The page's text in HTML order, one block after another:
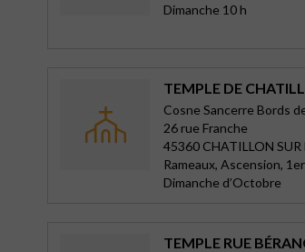
Dimanche 10 h
TEMPLE DE
Cosne Sancerre Bords
26 rue Franche
45360 CHATILLON SUR
Rameaux, Ascension,
Dimanche d’Octobre
TEMPLE RUE